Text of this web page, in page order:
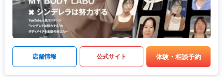
店舗情報 公式サイト 体験・相談予約